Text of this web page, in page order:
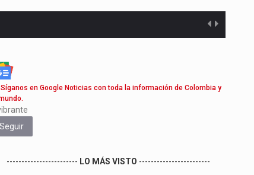
Síganos en Google Noticias con toda la información de Colombia y
Seguir
------------------------ LO MÁS VISTO ------------------------